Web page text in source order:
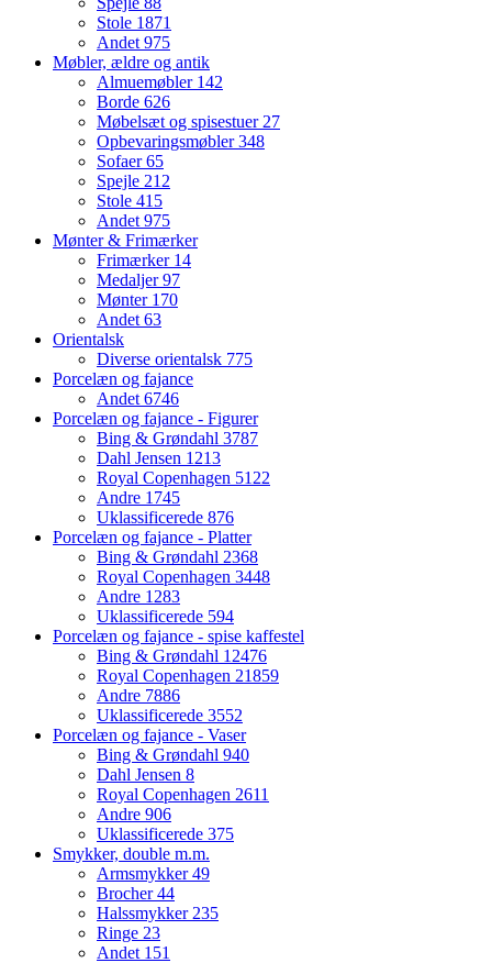
Stole 1871
Andet 975
Møbler, ældre og antik
Almuemøbler 142
Borde 626
Møbelsæt og spisestuer 27
Opbevaringsmøbler348
Sofaer65
Spejle 212
Stole 415
Andet 975
Mønter & Frimærker
Frimærker 14
Medaljer97
Mønter 170
Andet 63
Orientalsk
Diverse orientalsk 775
Porcelæn og fajance
Andet 6746
Porcelæn og fajance - Figurer
Bing & Grøndahl 3787
Dahl Jensen 1213
Royal Copenhagen 5122
Andre 1745
Uklassificerede 876
Porcelæn og fajance - Platter
Bing & Grøndahl 2368
Royal Copenhagen 3448
Andre 1283
Uklassificerede 594
Porcelæn og fajance - spise kaffestel
Bing & Grøndahl 12476
Royal Copenhagen 21859
Andre 7886
Uklassificerede 3552
Porcelæn og fajance - Vaser
Bing & Grøndahl 940
Dahl Jensen 8
Royal Copenhagen 2611
Andre 906
Uklassificerede 375
Smykker, double m.m.
Armsmykker49
Brocher44
Halssmykker 235
Ringe 23
Andet 151